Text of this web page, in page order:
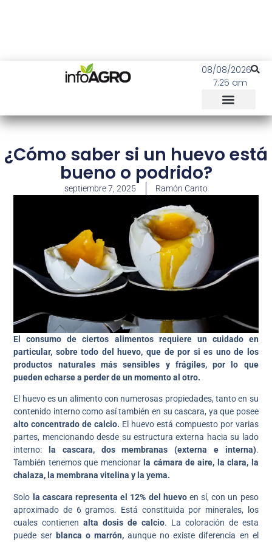
08/08/2026
7:25 am
¿Cómo saber si un huevo está
bueno o podrido?
septiembre 7, 2025 Ramón Canto
El consumo de ciertos alimentos requiere un cuidado en
particular, sobre todo del huevo, que de por si es uno de los
productos naturales más sensibles y frágiles, por lo que
pueden echarse a perder de un momento al otro.
El huevo es un alimento con numerosas propiedades, tanto en su
contenido interno como así también en su cascara, ya que posee
alto concentrado de calcio. El huevo está compuesto por varias
partes, mencionando desde su estructura externa hacia su lado
interno:
la cascara, dos membranas (externa e interna).
También tenemos que mencionar la cámara de aire, la clara, la
chalaza, la membrana vitelina y la yema.
Solo la cascara representa el 12% del huevoen sí, con un peso
aproximado de 6 gramos. Está constituida por minerales, los
cuales contienenalta dosis de calcio. La coloración de esta
puede ser blanca o marrón,aunque no existe diferencia en el